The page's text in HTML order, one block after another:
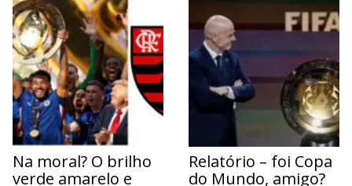
Na moral? O brilho
verde amarelo e
Relatório – foi Copa
do Mundo, amigo?